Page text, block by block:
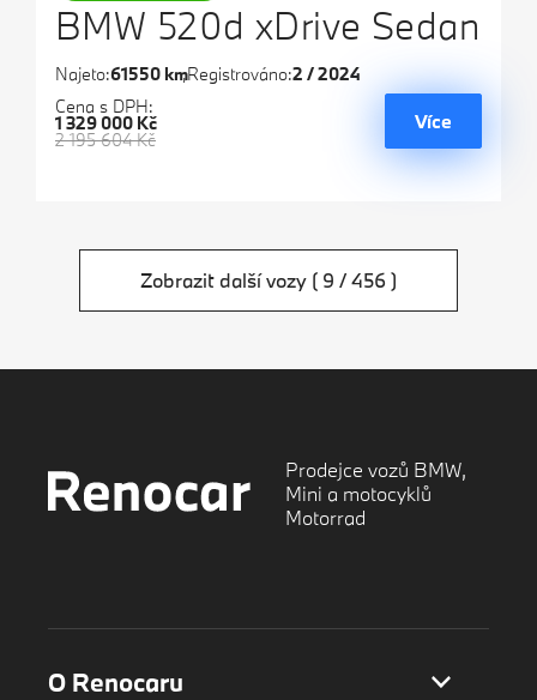
BMW 520d xDrive Sedan
Najeto:61550 kmRegistrováno:2 / 2024
Cena s DPH:
2 195 604 Kč
1 329 000 Kč Více
Zobrazit další vozy ( 9 / 456 )
Prodejce vozů BMW,
Mini a motocyklů
Motorrad
O Renocaru